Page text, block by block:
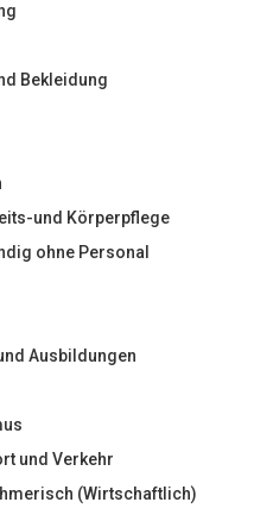
Bekleidung
und Körperpflege
ohne Personal
Ausbildungen
und Verkehr
(Wirtschaftlich)